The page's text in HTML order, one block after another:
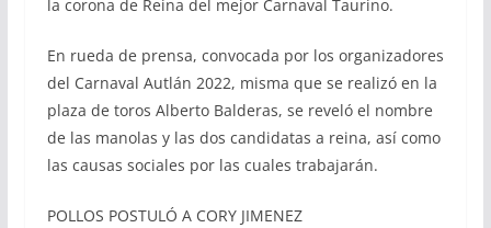
la corona de Reina del mejor Carnaval Taurino.
En rueda de prensa, convocada por los organizadores
del Carnaval Autlán 2022, misma que se realizó en la
plaza de toros Alberto Balderas, se reveló el nombre
de las manolas y las dos candidatas a reina, así como
las causas sociales por las cuales trabajarán.
POLLOS POSTULÓ A CORY JIMENEZ